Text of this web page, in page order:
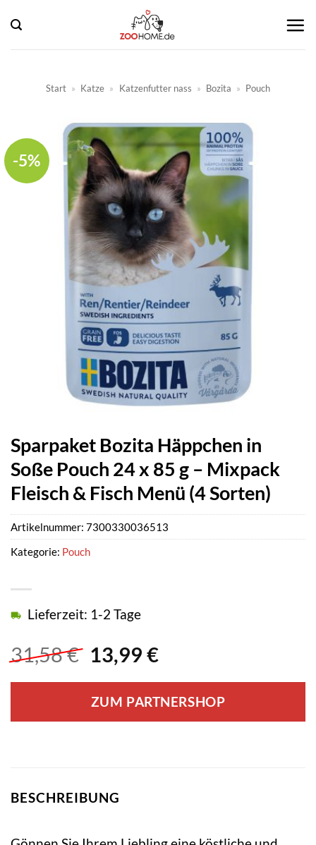
Inhalt
springen
Start » Katze » Katzenfutter nass » Bozita » Pouch
-5%
Sparpaket Bozita Häppchen in
Soße Pouch 24 x 85 g – Mixpack
Fleisch & Fisch Menü (4 Sorten)
31,58€ Ursprünglicher
war:
31,58 €
13,99 €Aktueller
ist:
13,99 €.
Lieferzeit: 1-2 Tage
ZUM PARTNERSHOP
Artikelnummer: 7300330036513
Kategorie: Pouch
BESCHREIBUNG